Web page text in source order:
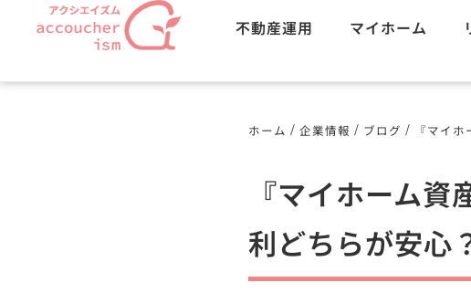
不動産運用 マイホーム
ホーム / 企業情報 / ブログ / 『マイ
『マイホーム
利どちらが安心